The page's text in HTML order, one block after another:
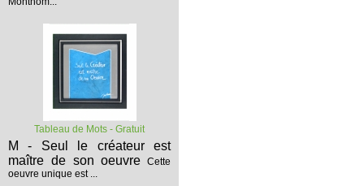
Tableau de Mots - Gratuit
M - Seul le créateur est
maître de son oeuvre Cette
oeuvre unique est ...